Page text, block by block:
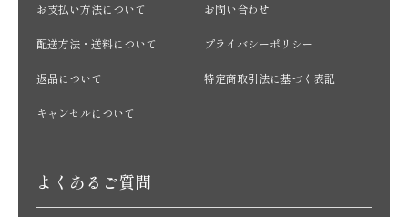
お支払い方法について
配送方法・送料について
返品について
キャンセルについて
お問い合わせ
プライバシーポリシー
特定商取引法に基づく表記
よくあるご質問